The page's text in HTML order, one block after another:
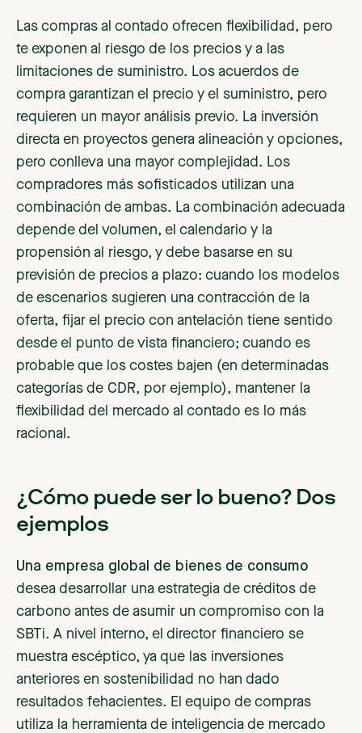
Las compras al contado ofrecen flexibilidad, pero
te exponen al riesgo de los precios y a las
limitaciones de suministro. Los acuerdos de
compra garantizan el precio y el suministro, pero
requieren un mayor análisis previo. La inversión
directa en proyectos genera alineación y opciones,
pero conlleva una mayor complejidad. Los
compradores más sofisticados utilizan una
combinación de ambas. La combinación adecuada
depende del volumen, el calendario y la
propensión al riesgo, y debe basarse en su
previsión de precios a plazo: cuando los modelos
de escenarios sugieren una contracción de la
oferta, fijar el precio con antelación tiene sentido
desde el punto de vista financiero; cuando es
probable que los costes bajen (en determinadas
categorías de CDR, por ejemplo), mantener la
flexibilidad del mercado al contado es lo más
racional.
¿Cómo puede ser lo bueno? Dos
ejemplos
Una empresa global de bienes de consumo
desea desarrollar una estrategia de créditos de
carbono antes de asumir un compromiso con la
SBTi. A nivel interno, el director financiero se
muestra escéptico, ya que las inversiones
anteriores en sostenibilidad no han dado
resultados fehacientes. El equipo de compras
utiliza la herramienta de inteligencia de mercado